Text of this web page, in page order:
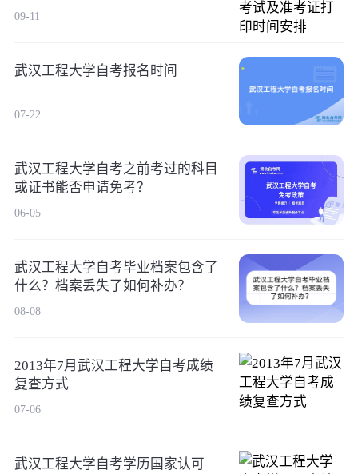
09-11
武汉工程大学自考​报名时间
07-22
武汉工程大学自考之前考过的科目
或证书能否申请免考？
06-05
武汉工程大学自考毕业档案包含了
什么？档案丢失了如何补办？
08-08
2013年7月武汉工程大学自考成绩
复查方式
07-06
武汉工程大学自考学历国家认可